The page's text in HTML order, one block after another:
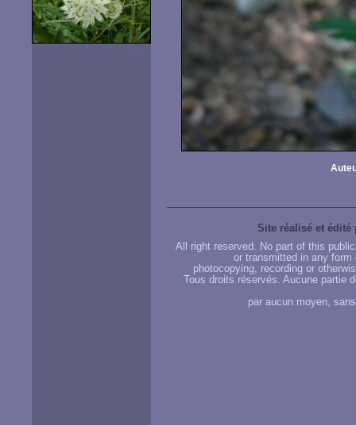
Site réalisé et édité
All right reserved. No part of this
or transmitted in any
photocopying, recording or
Tous droits réservés. Aucune
par aucun moyen,